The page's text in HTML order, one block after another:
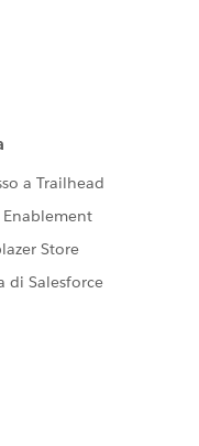
ャンペーンへ登録。
登録。
、忍耐強くご指導
ましたか？